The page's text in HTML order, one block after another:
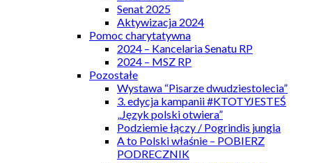
Senat 2025
Aktywizacja 2024
Pomoc charytatywna
2024 – Kancelaria Senatu RP
2024 – MSZ RP
Pozostałe
Wystawa “Pisarze dwudziestolecia”
3. edycja kampanii #KTOTYJESTEŚ
„Język polski otwiera”
Podziemie łączy / Pogrindis jungia
A to Polski właśnie – POBIERZ
PODRECZNIK